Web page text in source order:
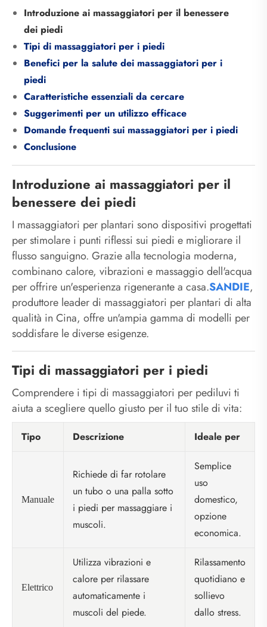
Introduzione ai massaggiatori per il benessere
dei piedi
Tipi di massaggiatori per i piedi
Benefici per la salute dei massaggiatori per i
piedi
Caratteristiche essenziali da cercare
Suggerimenti per un utilizzo efficace
Domande frequenti sui massaggiatori per i piedi
Conclusione
Introduzione ai massaggiatori per il
benessere dei piedi
I massaggiatori per plantari sono dispositivi progettati
per stimolare i punti riflessi sui piedi e migliorare il
flusso sanguigno. Grazie alla tecnologia moderna,
combinano calore, vibrazioni e massaggio dell'acqua
per offrire un'esperienza rigenerante a casa.SANDIE,
produttore leader di massaggiatori per plantari di alta
qualità in Cina, offre un'ampia gamma di modelli per
soddisfare le diverse esigenze.
Tipi di massaggiatori per i piedi
Comprendere i tipi di massaggiatori per pediluvi ti
aiuta a scegliere quello giusto per il tuo stile di vita:
Tipo Descrizione Ideale per
Manuale
Richiede di far rotolare
un tubo o una palla sotto
i piedi per massaggiare i
muscoli.
Semplice
uso
domestico,
opzione
economica.
Elettrico
Utilizza vibrazioni e
calore per rilassare
automaticamente i
muscoli del piede.
Rilassamento
quotidiano e
sollievo
dallo stress.